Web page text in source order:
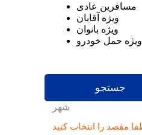
مسافرین عادی
ویژه آقابان
ویژه بانوان
ویژه حمل خودرو
جستجو
شهر